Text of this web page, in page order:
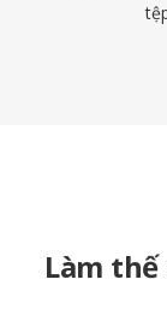
Làm thế